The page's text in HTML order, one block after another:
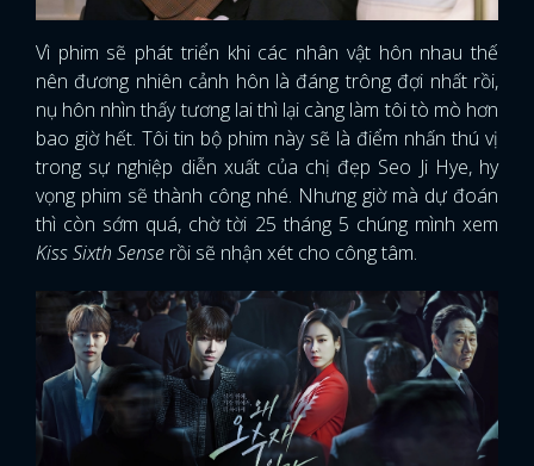
Vì phim sẽ phát triển khi các nhân vật hôn nhau thế
nên đương nhiên cảnh hôn là đáng trông đợi nhất rồi,
nụ hôn nhìn thấy tương lai thì lại càng làm tôi tò mò hơn
bao giờ hết. Tôi tin bộ phim này sẽ là điểm nhấn thú vị
trong sự nghiệp diễn xuất của chị đẹp Seo Ji Hye, hy
vọng phim sẽ thành công nhé. Nhưng giờ mà dự đoán
thì còn sớm quá, chờ tời 25 tháng 5 chúng mình xem
Kiss Sixth Sense rồi sẽ nhận xét cho công tâm.